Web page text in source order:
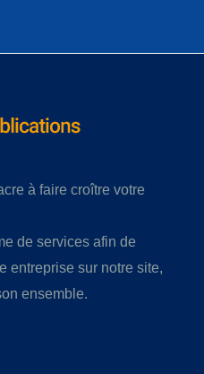
à faire croître votre
de services afin de
entreprise sur notre site,
ensemble.